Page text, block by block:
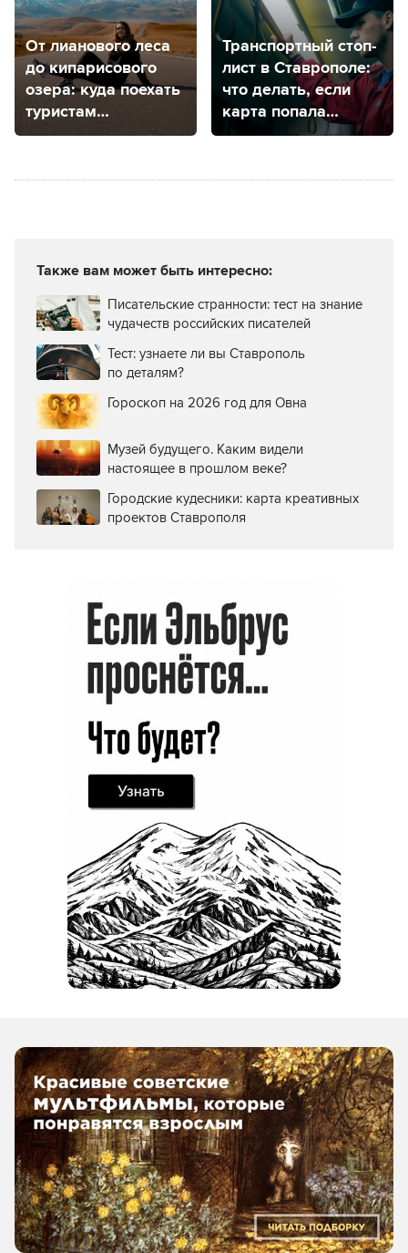
От лианового леса
до кипарисового
озера: куда поехать
туристам
из Ставропольского
погулять
Транспортный стоп-
лист в Ставрополе:
что делать, если
карта попала
в черный список?
Также вам может быть интересно:
Писательские странности: тест на знание
чудачеств российских писателей
Тест: узнаете ли вы Ставрополь
по деталям?
Гороскоп на 2026 год для Овна
Музей будущего. Каким видели
настоящее в прошлом веке?
Городские кудесники: карта креативных
проектов Ставрополя